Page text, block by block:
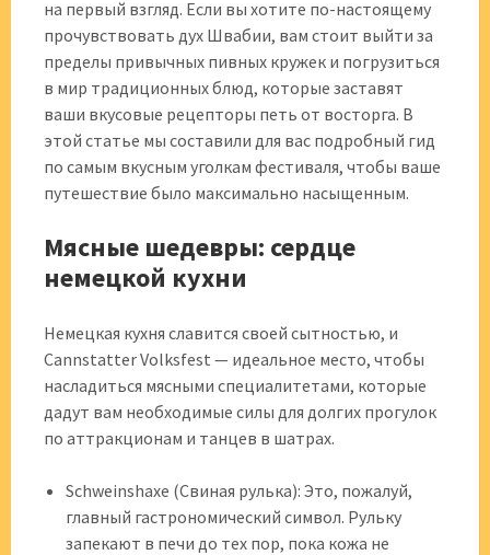
на первый взгляд. Если вы хотите по-настоящему
прочувствовать дух Швабии, вам стоит выйти за
пределы привычных пивных кружек и погрузиться
в мир традиционных блюд, которые заставят
ваши вкусовые рецепторы петь от восторга. В
этой статье мы составили для вас подробный гид
по самым вкусным уголкам фестиваля, чтобы ваше
путешествие было максимально насыщенным.
Мясные шедевры: сердце
немецкой кухни
Немецкая кухня славится своей сытностью, и
Cannstatter Volksfest — идеальное место, чтобы
насладиться мясными специалитетами, которые
дадут вам необходимые силы для долгих прогулок
по аттракционам и танцев в шатрах.
Schweinshaxe (Свиная рулька): Это, пожалуй,
главный гастрономический символ. Рульку
запекают в печи до тех пор, пока кожа не